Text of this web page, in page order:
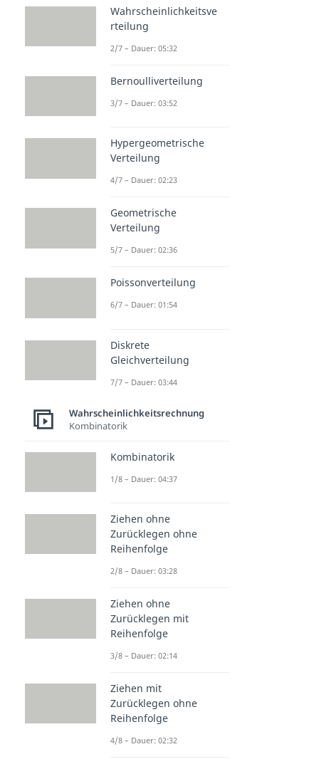
Wahrscheinlichkeitsve
rteilung
2/7 – Dauer: 05:32
Bernoulliverteilung
3/7 – Dauer: 03:52
Hypergeometrische
Verteilung
4/7 – Dauer: 02:23
Geometrische
Verteilung
5/7 – Dauer: 02:36
Poissonverteilung
6/7 – Dauer: 01:54
Diskrete
Gleichverteilung
7/7 – Dauer: 03:44
Wahrscheinlichkeitsrechnung
Kombinatorik
Kombinatorik
1/8 – Dauer: 04:37
Ziehen ohne
Zurücklegen ohne
Reihenfolge
2/8 – Dauer: 03:28
Ziehen ohne
Zurücklegen mit
Reihenfolge
3/8 – Dauer: 02:14
Ziehen mit
Zurücklegen ohne
Reihenfolge
4/8 – Dauer: 02:32